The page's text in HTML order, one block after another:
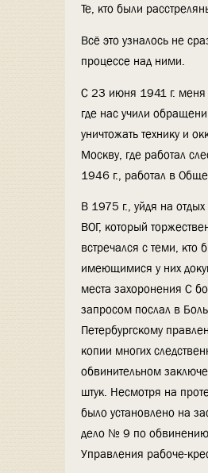
Те, кто были
Всё это узналось не
процессе над ними.
С 23 июня 1941 г. меня
где нас учили
уничтожать технику и
Москву, где работал
1946 г., работал в
В 1975 г., уйдя на
ВОГ, который
встречался с теми,
имеющимися у них
места захоронения С
запросом послал в
Петербургскому
копии многих
обвинительном
штук. Несмотря на
было установлено на
дело № 9 по обвинению
Управления рабоче-